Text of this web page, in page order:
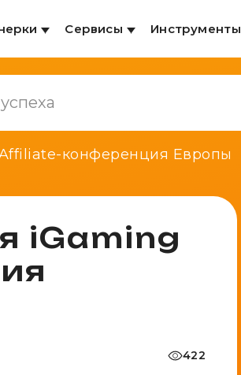
Сервисы Инструменты
конференция Европы
iGaming
422